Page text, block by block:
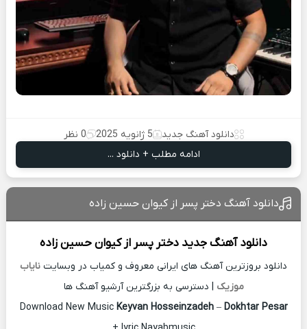
دانلود آهنگ جدید 5 ژانویه 2025
0 نظر
ادامه مطلب + دانلود ...
دانلود آهنگ دختر پسر از کیوان حسین زاده
دانلود آهنگ جدید دختر پسر ازکیوان حسین زاده
دانلود بروزترین آهنگ های ایرانی معروف و کمیاب در وبسایت نایاب
موزیک | دسترسی به بزرگترین آرشیو آهنگ ها
Download New Music Keyvan Hosseinzadeh– Dokhtar Pesar